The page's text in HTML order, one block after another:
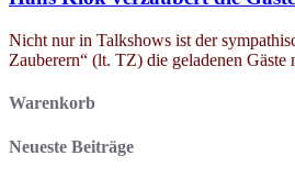
Nicht nur in Talkshows ist der
Zauberern“ (lt. TZ) die geladenen
Warenkorb
Neueste Beiträge